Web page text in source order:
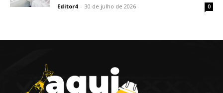
Editor4 - 30 de julho de 2026 0